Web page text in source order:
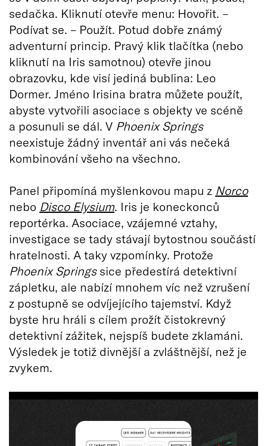
sedačka. Kliknutí otevře menu: Hovořit. –
Podívat se. – Použít. Potud dobře známý
adventurní princip. Pravý klik tlačítka (nebo
kliknutí na Iris samotnou) otevře jinou
obrazovku, kde visí jediná bublina: Leo
Dormer. Jméno Irisina bratra můžete použít,
abyste vytvořili asociace s objekty ve scéně
a posunuli se dál. V Phoenix Springs
neexistuje žádný inventář ani vás nečeká
kombinování všeho na všechno.
Panel připomíná myšlenkovou mapu z Norco
nebo Disco Elysium. Iris je koneckonců
reportérka. Asociace, vzájemné vztahy,
investigace se tady stávají bytostnou součástí
hratelnosti. A taky vzpomínky. Protože
Phoenix Springs sice předestírá detektivní
zápletku, ale nabízí mnohem víc než vzrušení
z postupně se odvíjejícího tajemství. Když
byste hru hráli s cílem prožít čistokrevný
detektivní zážitek, nejspíš budete zklamáni.
Výsledek je totiž divnější a zvláštnější, než je
zvykem.